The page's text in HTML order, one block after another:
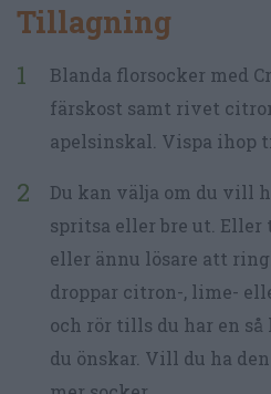
Tillagning
Blanda florsocker med
färskost samt rivet
apelsinskal. Vispa ihop
Du kan välja om du vill
spritsa eller bre ut. Eller
eller ännu lösare att
droppar citron-, lime-
och rör tills du har en
du önskar. Vill du ha